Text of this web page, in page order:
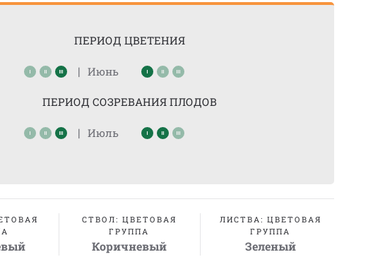
ПЕРИОД ЦВЕТЕНИЯ
| Июнь
ПЕРИОД СОЗРЕВАНИЯ ПЛОДОВ
| Июль
СТВОЛ: ЦВЕТОВАЯ
ГРУППА
Коричневый
ЛИСТВА: ЦВЕТОВАЯ
ГРУППА
Зеленый